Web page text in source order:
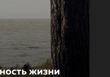
жизни